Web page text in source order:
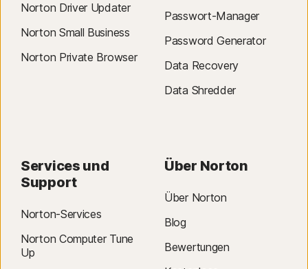
Norton Driver Updater
Norton Small Business
Norton Private Browser
Passwort-Manager
Password Generator
Data Recovery
Data Shredder
Services und
Support
Norton-Services
Norton Computer Tune
Up
Über Norton
Über Norton
Blog
Bewertungen